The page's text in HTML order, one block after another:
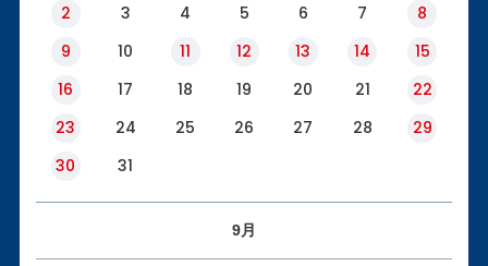
2
3 4 5 6 7
8
9
10 11 12 13 14
15
16
17 18 19 20 21
22
23
24 25 26 27 28
29
30
31
9月